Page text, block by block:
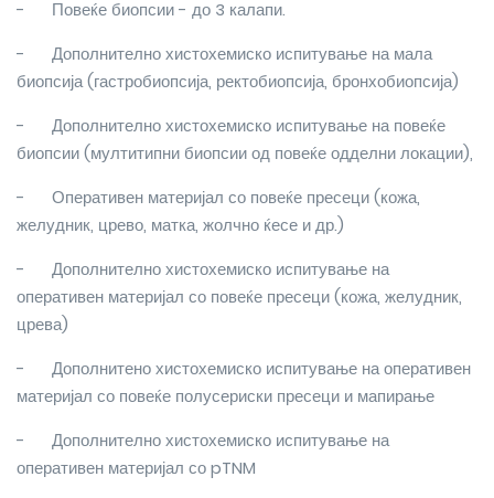
-
Повеќе биопсии - до 3 калапи.
-
Дополнително хистохемиско испитување на мала
биопсија (гастробиопсија, ректобиопсија, бронхобиопсија)
-
Дополнително хистохемиско испитување на повеќе
биопсии (мултитипни биопсии од повеќе одделни локации),
-
Оперативен материјал со повеќе пресеци (кожа,
желудник, црево, матка, жолчно ќесе и др.)
-
Дополнително хистохемиско испитување на
оперативен материјал со повеќе пресеци (кожа, желудник,
црева)
-
Дополнитено хистохемиско испитување на оперативен
материјал со повеќе полусериски пресеци и мапирање
-
Дополнително хистохемиско испитување на
оперативен материјал со pTNM